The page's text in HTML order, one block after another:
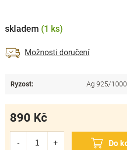
skladem (1 ks)
Možnosti doručení
890 Kč
Ryzost: Ag 925/1000